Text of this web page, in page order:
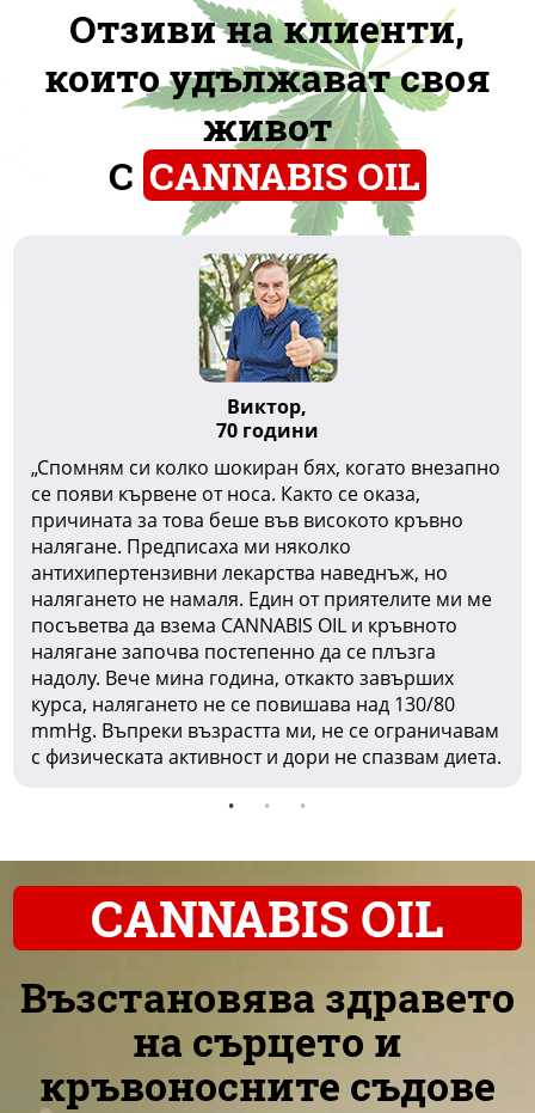
Отзиви на клиенти,
които удължават своя
живот
С CANNABIS OIL
Виктор,
70 години
„Спомням си колко шокиран бях, когато внезапно
се появи кървене от носа. Както се оказа,
причината за това беше във високото кръвно
налягане. Предписаха ми няколко
антихипертензивни лекарства наведнъж, но
налягането не намаля. Един от приятелите ми ме
посъветва да взема CANNABIS OIL и кръвното
налягане започва постепенно да се плъзга
надолу. Вече мина година, откакто завърших
курса, налягането не се повишава над 130/80
mmHg. Въпреки възрастта ми, не се ограничавам
с физическата активност и дори не спазвам диета.
CANNABIS OIL
Възстановява здравето
на сърцето и
кръвоносните съдове